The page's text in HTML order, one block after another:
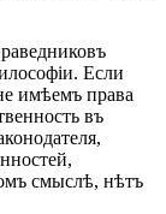
Если
имѣемъ права
въ
смыслѣ, нѣтъ